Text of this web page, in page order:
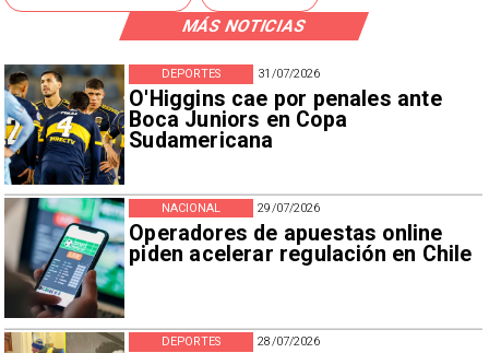
MÁS NOTICIAS
31/07/2026
O'Higgins cae por penales ante
Boca Juniors en Copa
Sudamericana
DEPORTES
29/07/2026
Operadores de apuestas online
piden acelerar regulación en Chile
NACIONAL
28/07/2026
DEPORTES